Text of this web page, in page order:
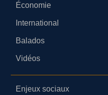
Économie
International
Balados
Vidéos
Enjeux sociaux